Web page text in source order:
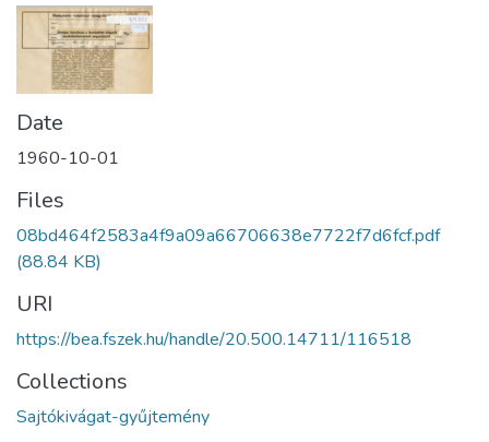
Date
1960-10-01
Files
08bd464f2583a4f9a09a66706638e7722f7d6fcf.pdf
(88.84 KB)
URI
https://bea.fszek.hu/handle/20.500.14711/116518
Collections
Sajtókivágat-gyűjtemény